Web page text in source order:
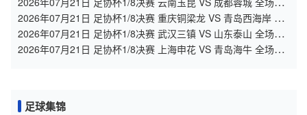
像
2026年07月21日 足协杯1/8决赛 重庆铜梁龙 VS 青岛西海岸 全
场录像
2026年07月21日 足协杯1/8决赛 武汉三镇 VS 山东泰山 全场录
像
2026年07月21日 足协杯1/8决赛 上海申花 VS 青岛海牛 全场录
足球集锦